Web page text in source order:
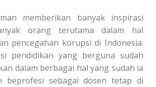
memberikan banyak inspirasi
orang terutama dalam hal
pencegahan korupsi di Indonesia.
pendidikan yang berguna sudah
dalam berbagai hal yang sudah ia
beprofesi sebagai dosen tetap di